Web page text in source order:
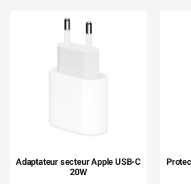
Adaptateur secteur Apple USB-C
20W